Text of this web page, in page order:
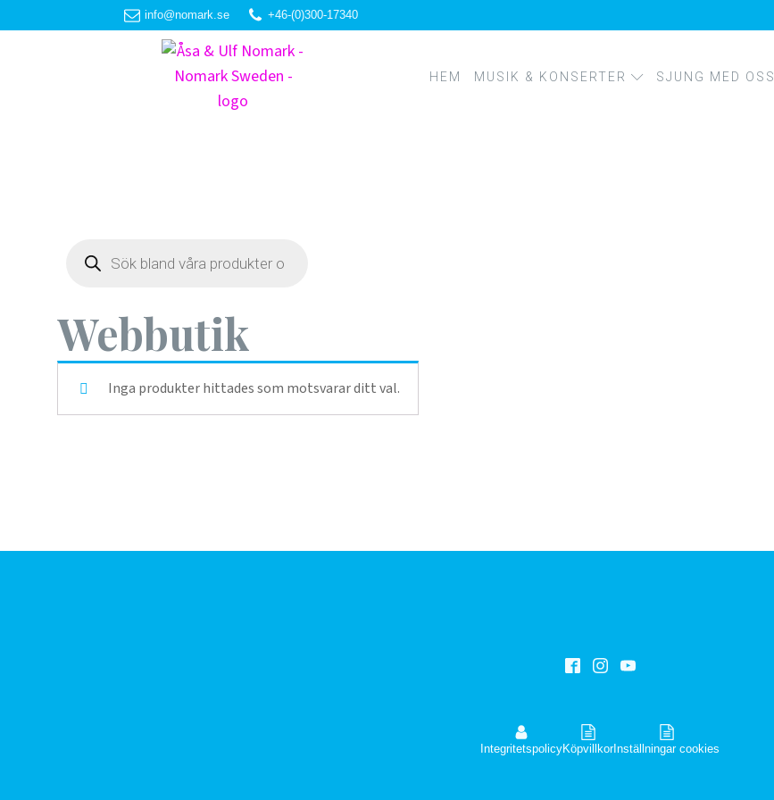
info@nomark.se +46-(0)300-17340
HEM MUSIK & KONSERTER SJUNG MED OSS
Products
search
Webbutik
Inga produkter hittades som motsvarar ditt val.
IntegritetspolicyKöpvillkorInställningar cookies